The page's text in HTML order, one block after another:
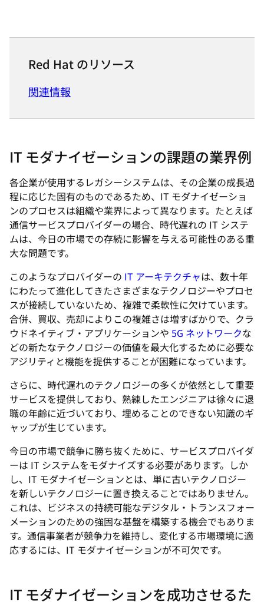
Red Hat のリソース
関連情報
IT モダナイゼーションの課題の業界例
各企業が使用するレガシーシステムは、その企業の成長過
程に応じた固有のものであるため、IT モダナイゼーショ
ンのプロセスは組織や業界によって異なります。たとえば
通信サービスプロバイダーの場合、時代遅れの IT システ
ムは、今日の市場での存続に影響を与える可能性のある重
大な問題です。
このようなプロバイダーの IT アーキテクチャは、数十年
にわたって進化してきたさまざまなテクノロジーやプロセ
スが接続していないため、複雑で柔軟性に欠けています。
合併、買収、売却によりこの複雑さは増すばかりで、クラ
ウドネイティブ・アプリケーションや 5G ネットワークな
どの新たなテクノロジーの価値を最大化するために必要な
アジリティと機能を提供することが困難になっています。
さらに、時代遅れのテクノロジーの多くが依然として重要
サービスを提供しており、熟練したエンジニアは徐々に退
職の年齢に近づいており、埋めることのできない知識のギ
ャップが生じています。
今日の市場で競争に勝ち抜くために、サービスプロバイダ
ーは IT システムをモダナイズする必要があります。しか
し、IT モダナイゼーションとは、単に古いテクノロジー
を新しいテクノロジーに置き換えることではありません。
これは、ビジネスの持続可能なデジタル・トランスフォー
メーションのための強固な基盤を構築する機会でもありま
す。通信事業者が競争力を維持し、変化する市場環境に適
応するには、IT モダナイゼーションが不可欠です。
IT モダナイゼーションを成功させるた